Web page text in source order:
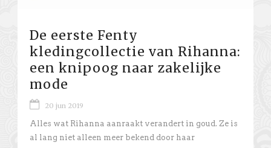
De eerste Fenty
kledingcollectie van Rihanna:
een knipoog naar zakelijke
mode
20 jun 2019
Alles wat Rihanna aanraakt verandert in goud. Ze is
al lang niet alleen meer bekend door haar